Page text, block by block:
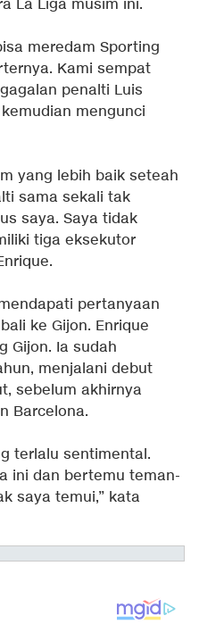
La Liga musim ini.
meredam Sporting
Kami sempat
penalti Luis
mengunci
yang lebih baik seteah
sama sekali tak
saya. Saya tidak
tiga eksekutor
pertanyaan
ke Gijon. Enrique
Gijon. Ia sudah
menjalani debut
sebelum akhirnya
Barcelona.
terlalu sentimental.
ini dan bertemu teman-
saya temui,” kata